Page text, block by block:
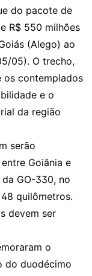
do pacote de
R$ 550 milhões
(Alego) ao
05). O trecho,
os contemplados
e o
da região
serão
Goiânia e
GO-330, no
quilômetros.
devem ser
o
do duodécimo